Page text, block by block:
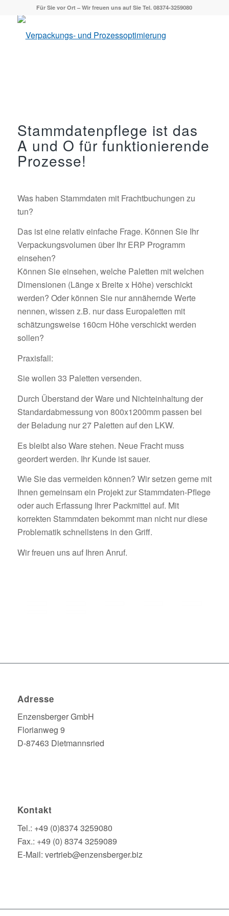
Für Sie vor Ort – Wir freuen uns auf Sie Tel. 08374-3259080
Stammdatenpflege ist das
A und O für funktionierende
Prozesse!
Was haben Stammdaten mit Frachtbuchungen zu
tun?
Das ist eine relativ einfache Frage. Können Sie Ihr
Verpackungsvolumen über Ihr ERP Programm
einsehen?
Können Sie einsehen, welche Paletten mit welchen
Dimensionen (Länge x Breite x Höhe) verschickt
werden? Oder können Sie nur annähernde Werte
nennen, wissen z.B. nur dass Europaletten mit
schätzungsweise 160cm Höhe verschickt werden
sollen?
Praxisfall:
Sie wollen 33 Paletten versenden.
Durch Überstand der Ware und Nichteinhaltung der
Standardabmessung von 800x1200mm passen bei
der Beladung nur 27 Paletten auf den LKW.
Es bleibt also Ware stehen. Neue Fracht muss
geordert werden. Ihr Kunde ist sauer.
Wie Sie das vermeiden können? Wir setzen gerne mit
Ihnen gemeinsam ein Projekt zur Stammdaten-Pflege
oder auch Erfassung Ihrer Packmittel auf. Mit
korrekten Stammdaten bekommt man nicht nur diese
Problematik schnellstens in den Griff.
Wir freuen uns auf Ihren Anruf.
Adresse
Enzensberger GmbH
Florianweg 9
D-87463 Dietmannsried
Kontakt
Tel.: +49 (0)8374 3259080
Fax.: +49 (0) 8374 3259089
E-Mail: vertrieb@enzensberger.biz